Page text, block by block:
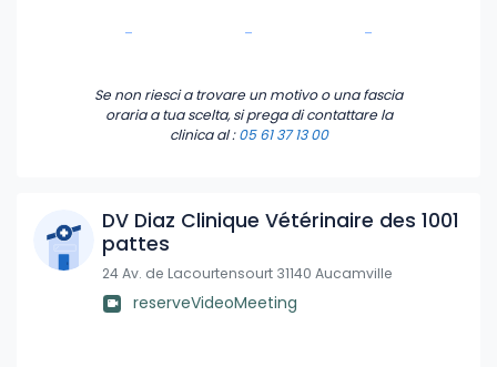
- - -
Se non riesci a trovare un motivo o una fascia
oraria a tua scelta, si prega di contattare la
clinica al :05 61 37 13 00
DV Diaz Clinique Vétérinaire des 1001
pattes
24 Av. de Lacourtensourt 31140 Aucamville
reserveVideoMeeting